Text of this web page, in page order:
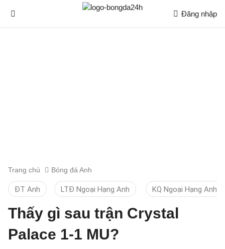
Đăng nhập
Trang chủ Bóng đá Anh
ĐT Anh LTĐ Ngoại Hạng Anh KQ Ngoại Hạng Anh
Thấy gì sau trận Crystal
Palace 1-1 MU?